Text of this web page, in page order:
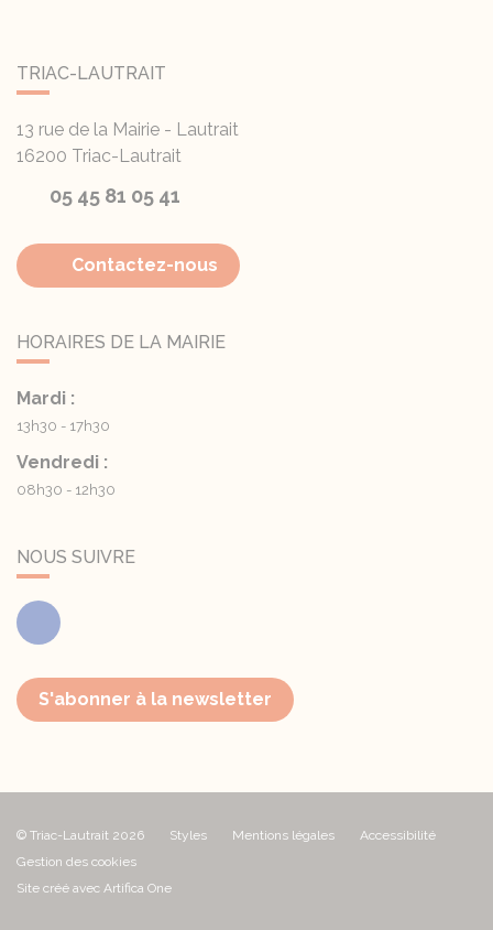
TRIAC-LAUTRAIT
13 rue de la Mairie - Lautrait
16200 Triac-Lautrait
05 45 81 05 41
Contactez-nous
HORAIRES DE LA MAIRIE
Mardi :
13h30 - 17h30
Vendredi :
08h30 - 12h30
NOUS SUIVRE
Facebook
S'abonner à la newsletter
© Triac-Lautrait 2026 Styles Mentions légales
Accessibilité
Gestion des cookies
Site créé avec Artifica One